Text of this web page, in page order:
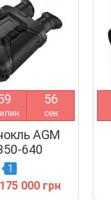
9 55
сек
AGM
640
1
175 000 грн